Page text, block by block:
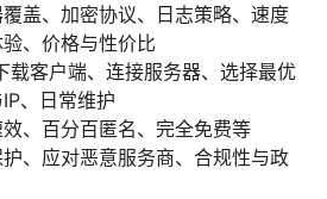
盖、加密协议、日志策略、速度
、价格与性价比
载客户端、连接服务器、选择最优
、日常维护
、百分百匿名、完全免费等
、应对恶意服务商、合规性与政